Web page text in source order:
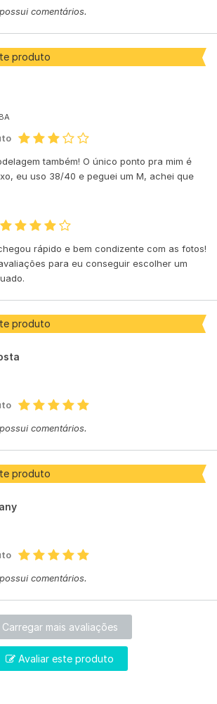
comentários.
produto
BA
também! O único ponto pra mim é
eu uso 38/40 e peguei um M, achei que
rápido e bem condizente com as fotos!
para eu conseguir escolher um
produto
comentários.
produto
comentários.
Carregar mais avaliações
Avaliar este produto